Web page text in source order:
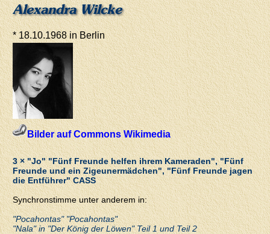
Alexandra Wilcke
* 18.10.1968 in Berlin
Bilder auf Commons Wikimedia
3 × "Jo" "Fünf Freunde helfen ihrem Kameraden", "Fünf
Freunde und ein Zigeunermädchen", "Fünf Freunde jagen
die Entführer" CASS
Synchronstimme unter anderem in:
"Pocahontas" "Pocahontas"
"Nala" in "Der König der Löwen" Teil 1 und Teil 2